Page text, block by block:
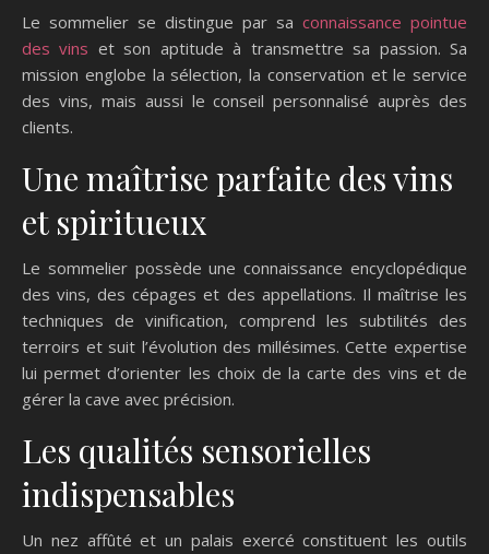
Le sommelier se distingue par sa connaissance pointue
des vins et son aptitude à transmettre sa passion. Sa
mission englobe la sélection, la conservation et le service
des vins, mais aussi le conseil personnalisé auprès des
clients.
Une maîtrise parfaite des vins
et spiritueux
Le sommelier possède une connaissance encyclopédique
des vins, des cépages et des appellations. Il maîtrise les
techniques de vinification, comprend les subtilités des
terroirs et suit l’évolution des millésimes. Cette expertise
lui permet d’orienter les choix de la carte des vins et de
gérer la cave avec précision.
Les qualités sensorielles
indispensables
Un nez affûté et un palais exercé constituent les outils